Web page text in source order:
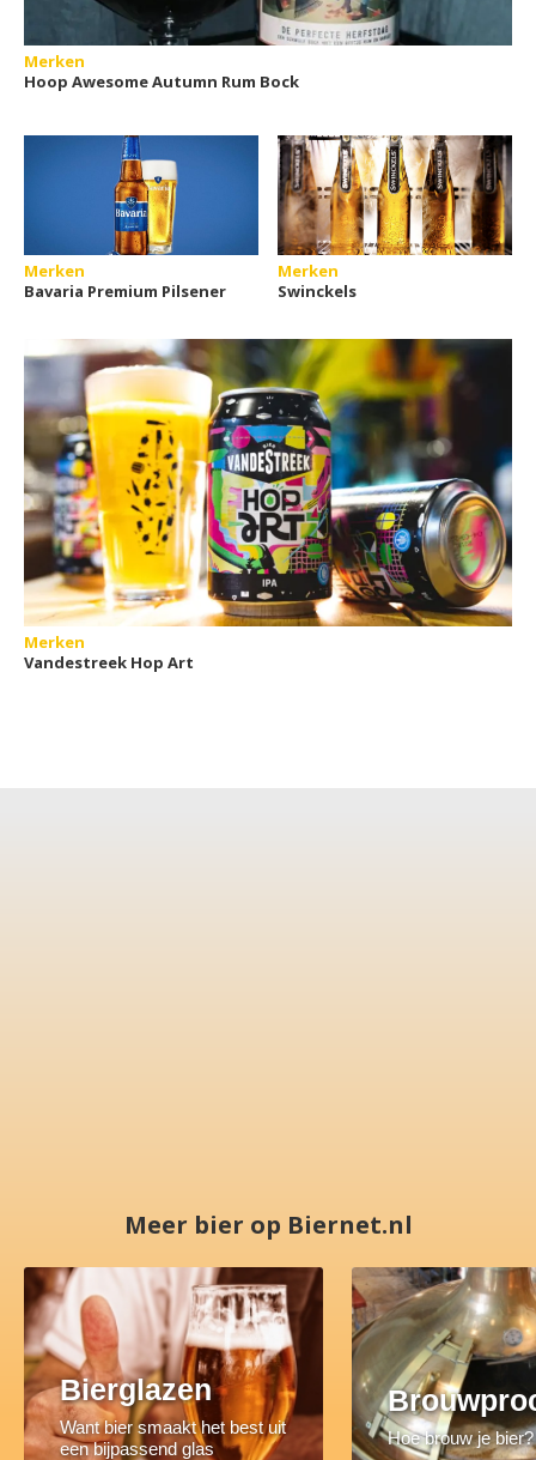
Merken
Hoop Awesome Autumn Rum Bock
Merken
Bavaria Premium Pilsener
Merken
Swinckels
Merken
Vandestreek Hop Art
Meer bier op Biernet.nl
Bierglazen
Want bier smaakt het best uit
een bijpassend glas
Hoe brouw je bier?